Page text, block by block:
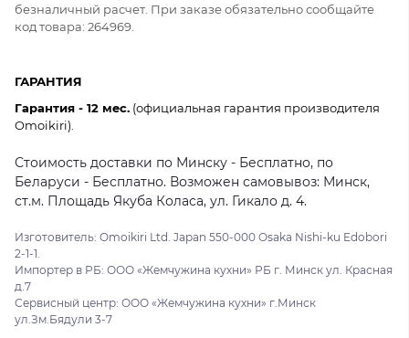
безналичный расчет. При заказе обязательно сообщайте
код товара: 264969.
ГАРАНТИЯ
Гарантия - 12 мес. (официальная гарантия производителя
Omoikiri).
Стоимость доставки по Минску - Бесплатно, по
Беларуси - Бесплатно. Возможен самовывоз: Минск,
ст.м. Площадь Якуба Коласа, ул. Гикало д. 4.
Изготовитель: Omoikiri Ltd. Japan 550-000 Osaka Nishi-ku Edobori
2-1-1.
Импортер в РБ: ООО «Жемчужина кухни» РБ г. Минск ул. Красная
д.7
Сервисный центр: ООО «Жемчужина кухни» г.Минск
ул.Зм.Бядули 3-7